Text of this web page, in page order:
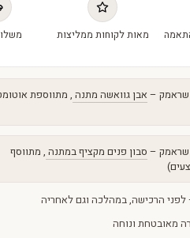
מאות לקוחות ממליצות
שראמק – אבן גוואשה מתנה , מתווספת
שראמק – סבון פנים מקציף במתנה , מתווסף
לפני הרכישה, במהלכה וגם לאחריה
מאובטחת ונוחה